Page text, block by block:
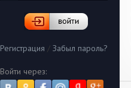
Регистрация / Забыл пароль?
Войти через: